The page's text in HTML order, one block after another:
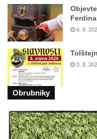
Budějovicích
Socha svatého
nádvoří kláštera
Budějovicích
Socha svatého
kláštera dominikánů v
Budějovicích
Socha svatého Josefa
dominikánů v Českých
6. 8.
3. 8.
Obrubniky